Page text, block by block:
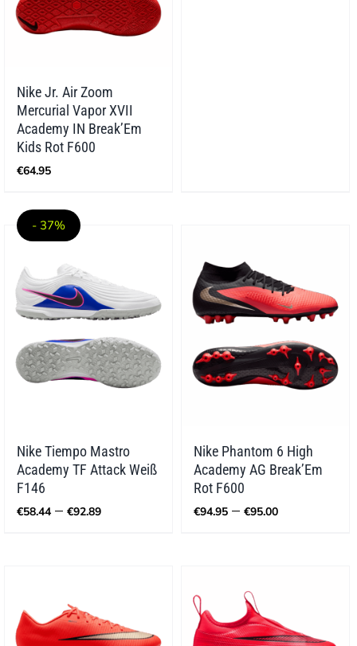
Nike Jr. Air Zoom
Mercurial Vapor XVII
Academy IN Break’Em
Kids Rot F600
€64.95
- 37%
Nike Tiempo Mastro
Academy TF Attack Weiß
F146
€58.44 – €92.89Preisspanne:
Nike Phantom 6 High
Academy AG Break’Em
Rot F600
€94.95 – €95.00